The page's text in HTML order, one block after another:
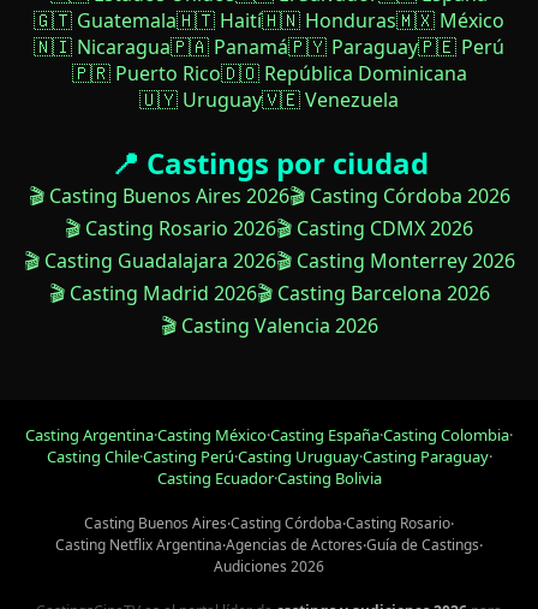
🇬🇹 Guatemala🇭🇹 Haití🇭🇳 Honduras🇲🇽 México
🇳🇮 Nicaragua🇵🇦 Panamá🇵🇾 Paraguay🇵🇪 Perú
🇵🇷 Puerto Rico🇩🇴 República Dominicana
🇺🇾 Uruguay🇻🇪 Venezuela
📍 Castings por ciudad
🎬 Casting Buenos Aires 2026🎬 Casting Córdoba 2026
🎬 Casting Rosario 2026🎬 Casting CDMX 2026
🎬 Casting Guadalajara 2026🎬 Casting Monterrey 2026
🎬 Casting Madrid 2026🎬 Casting Barcelona 2026
🎬 Casting Valencia 2026
Casting Argentina·Casting México·Casting España·Casting Colombia·
Casting Chile·Casting Perú·Casting Uruguay·Casting Paraguay·
Casting Ecuador·Casting Bolivia
Casting Buenos Aires·Casting Córdoba·Casting Rosario·
Casting Netflix Argentina·Agencias de Actores·Guía de Castings·
Audiciones 2026